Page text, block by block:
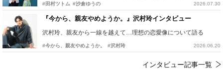
#田村ツトム #沙倉ゆうの 2026.07.30
『今から、親友やめようか。』沢村玲インタビュー
沢村玲、親友から一線を越えて…理想の恋愛像について語る
#今から、親友やめようか。 #沢村玲 2026.06.20
インタビュー記事一覧